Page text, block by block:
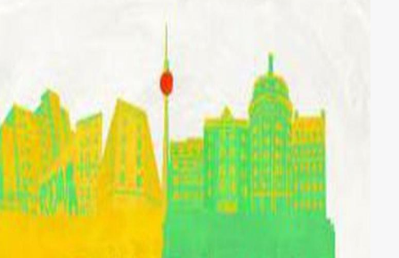
müssen. Der halbherzige Versuch der Regierung
Modrow, das Ehepaar Honecker im März 1990 in
einem staatlichen Ferienheim in Lindow
unterzubringen, scheitert an massiven politischen
Protesten und tätlichen Angriffen auf die
Wagenkolonne. Wieder nehmen die Holmers das
Ehepaar auf. Insgesamt zehn Wochen leben die
überzeugten Sozialisten und die tiefgläubigen
Christen im Pfarrhaus unter einem Dach.